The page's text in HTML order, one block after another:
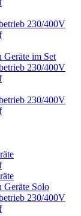
230/400V
im Set
230/400V
230/400V
Geräte Solo
230/400V